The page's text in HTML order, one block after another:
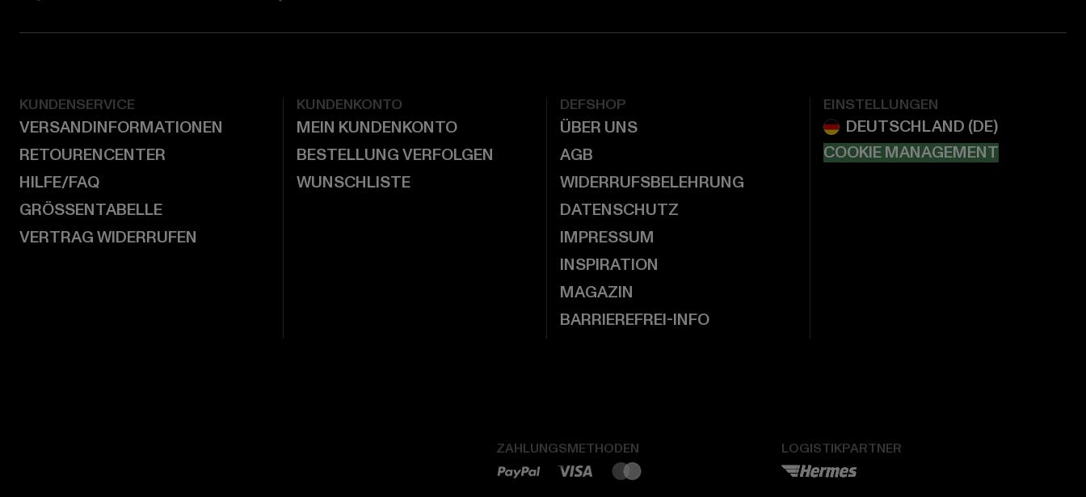
KUNDENSERVICE
VERSANDINFORMATIONEN
RETOURENCENTER
HILFE/FAQ
GRÖSSENTABELLE
VERTRAG WIDERRUFEN
KUNDENKONTO
MEIN KUNDENKONTO
BESTELLUNG VERFOLGEN
WUNSCHLISTE
DEFSHOP
ÜBER UNS
AGB
WIDERRUFSBELEHRUNG
DATENSCHUTZ
IMPRESSUM
INSPIRATION
MAGAZIN
BARRIEREFREI-INFO
EINSTELLUNGEN
COOKIE MANAGEMENT
ZAHLUNGSMETHODEN LOGISTIKPARTNER